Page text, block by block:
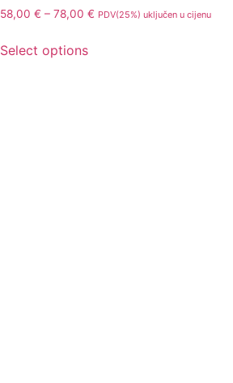
58,00 € – 78,00 € PDV(25%) uključen u cijenu
Select options